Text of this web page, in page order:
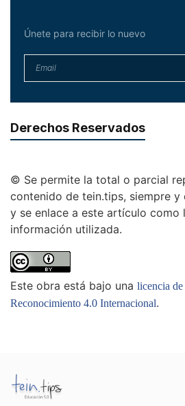
Únete para recibir lo nuevo
Derechos Reservados
© Se permite la total o parcial
contenido de tein.tips, siempre y
y se enlace a este artículo como
información utilizada.
Este obra está bajo una licencia
Reconocimiento 4.0 Internacional.